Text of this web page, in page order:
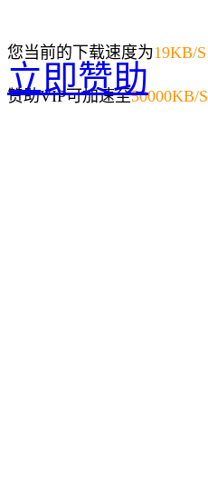
您当前的下载速度为19KB/S
赞助VIP可加速至50000KB/S
立即赞助